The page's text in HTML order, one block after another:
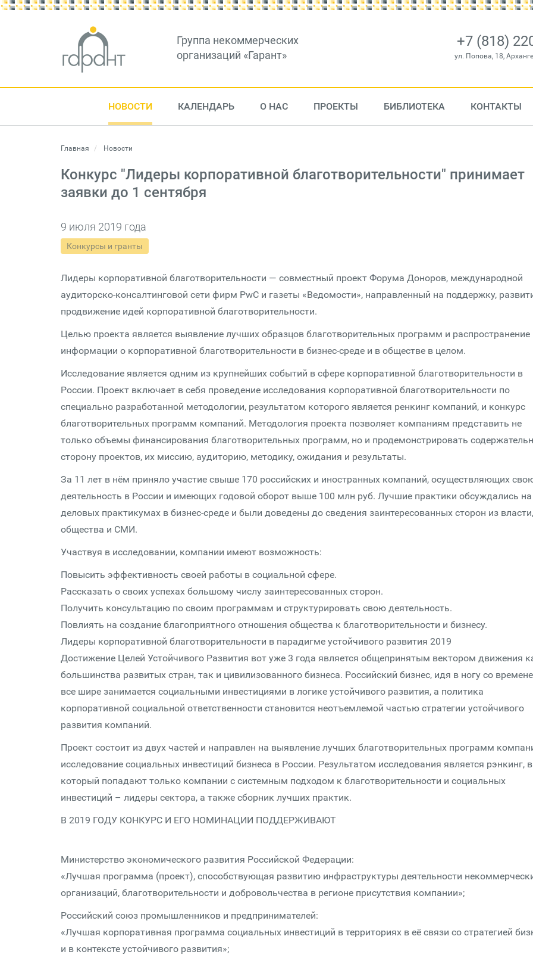
Группа некоммерческих
организаций «Гарант»
+7 (818)
ул. Попова, 18,
НОВОСТИ КАЛЕНДАРЬ О НАС ПРОЕКТЫ БИБЛИОТЕКА КОНТАКТЫ
Главная Новости
Конкурс "Лидеры корпоративной благо­твори­тель­ности" принимает
заявки до 1 сентября
9 июля 2019 года
Конкурсы и гранты
Лидеры корпоративной благо­твори­тель­ности — совместный проект Форума Доноров, международной
аудиторско-консалтинговой сети фирм PwC и газеты «Ведомости», направленный на поддержку,
продвижение идей корпоративной благо­твори­тель­ности.
Целью проекта является выявление лучших образцов благо­твори­тель­ных программ и распространение
информации о корпоративной благо­твори­тель­ности в бизнес-среде и в обществе в целом.
Исследование является одним из крупнейших событий в сфере корпоративной благотвори­тельнос­ти в
России. Проект включает в себя проведение исследования корпо­ратив­ной благо­твори­тель­ности по
специально разработанной методологии, результатом которого является ренкинг компаний, и конкурс
благо­твори­тель­ных программ компаний. Методология проекта позволяет компаниям представить не
только объемы финансирования благо­твори­тель­ных программ, но и продемонстрировать
сторону проектов, их миссию, аудиторию, методику, ожидания и результаты.
За 11 лет в нём приняло участие свыше 170 российских и иностранных компаний, осуществляющих
деятельность в России и имеющих годовой оборот выше 100 млн руб. Лучшие практики обсуждались на
деловых практикумах в бизнес-среде и были доведены до сведения заинтересованных сторон из власти,
общества и СМИ.
Участвуя в исследовании, компании имеют возможность:
Повысить эффективность своей работы в социальной сфере.
Рассказать о своих успехах большому числу заинтересованных сторон.
Получить консультацию по своим программам и структурировать свою деятельность.
Повлиять на создание благоприятного отношения общества к благо­твори­тель­ности и бизнесу.
Лидеры корпоративной благо­твори­тель­ности в парадигме устойчивого развития 2019
Достижение Целей Устойчивого Развития вот уже 3 года является общепринятым вектором движения
большинства развитых стран, так и цивилизованного бизнеса. Российский бизнес, идя в ногу со
все шире занимается социальными инвестициями в логике устойчивого развития, а политика
корпоративной социальной ответственности становится неотъемлемой частью стратегии устойчивого
развития компаний.
Проект состоит из двух частей и направлен на выявление лучших благо­твори­тель­ных программ
исследование социальных инвестиций бизнеса в России. Результатом исследования является рэнкинг, в
который попадают только компании с системным подходом к благо­твори­тель­ности и социальных
инвестиций – лидеры сектора, а также сборник лучших практик.
В 2019 ГОДУ КОНКУРС И ЕГО НОМИНАЦИИ ПОДДЕРЖИВАЮТ
Министерство экономического развития Российской Федерации:
«Лучшая программа (проект), способствующая развитию инфраструктуры деятельности
организаций, благо­твори­тель­ности и добровольчества в регионе присутствия компании»;
Российский союз промышленников и предпринимателей:
«Лучшая корпоративная программа социальных инвестиций в территориях в её связи со стратегией
и в контексте устойчивого развития»;